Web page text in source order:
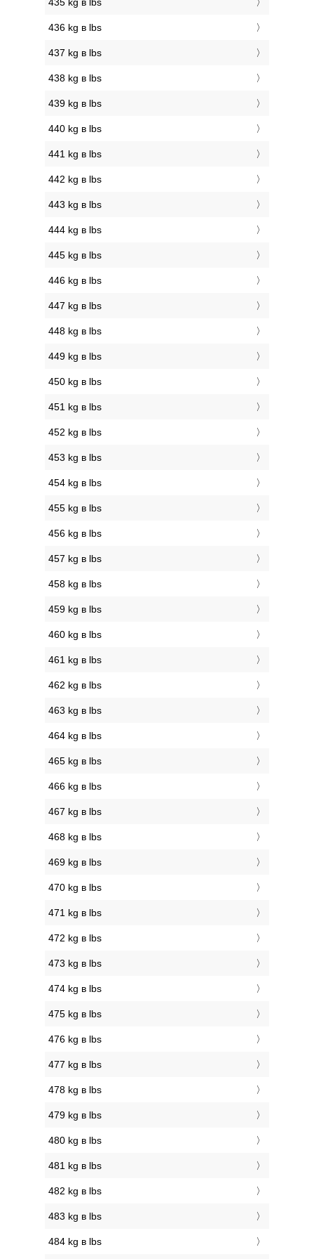
436 kg в lbs
437 kg в lbs
438 kg в lbs
439 kg в lbs
440 kg в lbs
441 kg в lbs
442 kg в lbs
443 kg в lbs
444 kg в lbs
445 kg в lbs
446 kg в lbs
447 kg в lbs
448 kg в lbs
449 kg в lbs
450 kg в lbs
451 kg в lbs
452 kg в lbs
453 kg в lbs
454 kg в lbs
455 kg в lbs
456 kg в lbs
457 kg в lbs
458 kg в lbs
459 kg в lbs
460 kg в lbs
461 kg в lbs
462 kg в lbs
463 kg в lbs
464 kg в lbs
465 kg в lbs
466 kg в lbs
467 kg в lbs
468 kg в lbs
469 kg в lbs
470 kg в lbs
471 kg в lbs
472 kg в lbs
473 kg в lbs
474 kg в lbs
475 kg в lbs
476 kg в lbs
477 kg в lbs
478 kg в lbs
479 kg в lbs
480 kg в lbs
481 kg в lbs
482 kg в lbs
483 kg в lbs
484 kg в lbs